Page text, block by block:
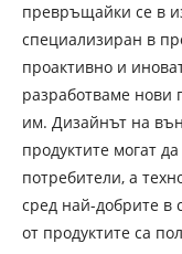
превръщайки се в
специализиран в
проактивно и
разработваме нови
им. Дизайнът на
продуктите могат
потребители, а
сред най-добрите в
от продуктите са